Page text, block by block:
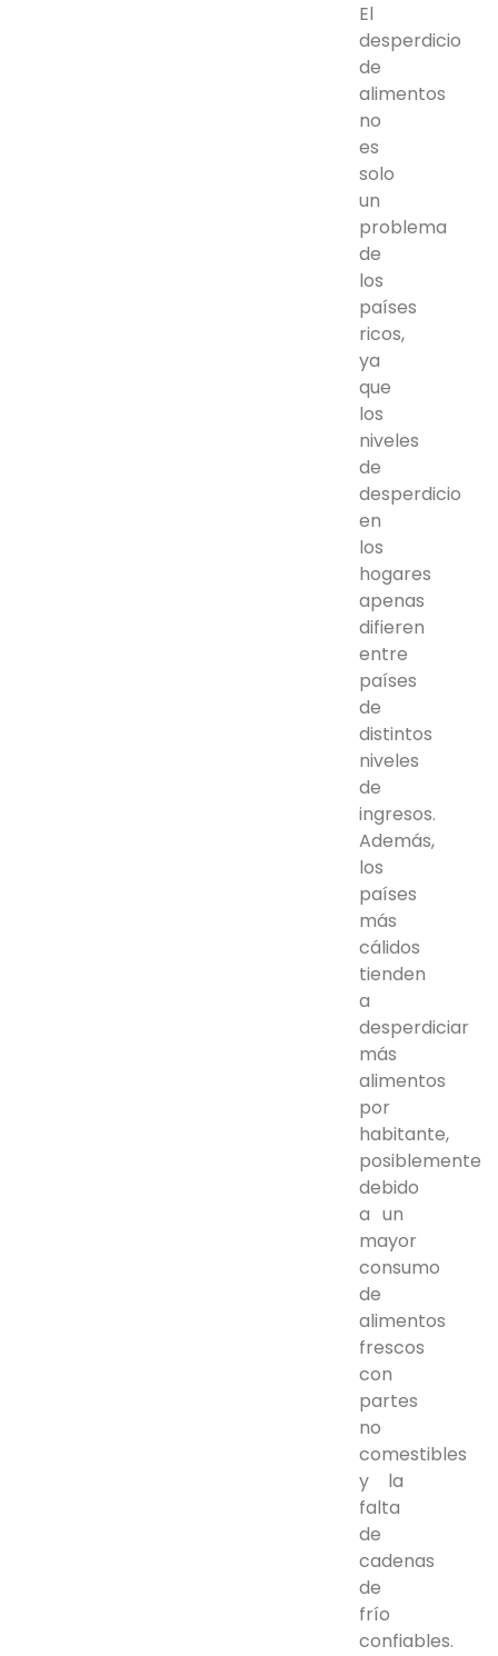
El
desperdicio
de
alimentos
no
es
solo
un
problema
de
los
países
ricos,
ya
que
los
niveles
de
desperdicio
en
los
hogares
apenas
difieren
entre
países
de
distintos
niveles
de
ingresos.
Además,
los
países
más
cálidos
tienden
a
desperdiciar
más
alimentos
por
habitante,
posiblemente
debido
a un
mayor
consumo
de
alimentos
frescos
con
partes
no
comestibles
y la
falta
de
cadenas
de
frío
confiables.